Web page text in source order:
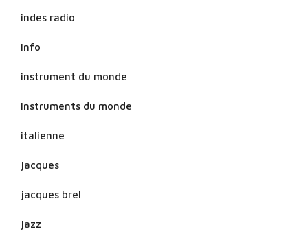
indes radio
info
instrument du monde
instruments du monde
italienne
jacques
jacques brel
jazz